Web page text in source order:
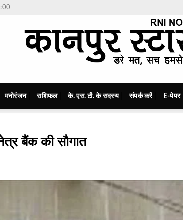
मनोरंजन राशिफल के. एस. टी. के सदस्य संपर्क करें E-पेपर
बैंक की सौगात